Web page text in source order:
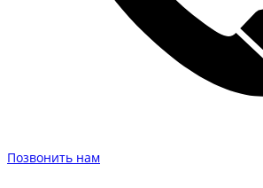
Позвонить нам